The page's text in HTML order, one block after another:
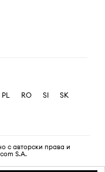
PL RO SI
SK
с авторски права и
S.A.